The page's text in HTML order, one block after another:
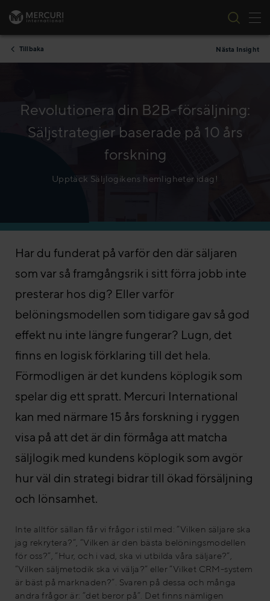
Skip to content
Tillbaka Nästa Insight
Revolutionera din B2B-försäljning:
Säljstrategier baserade på 10 års
forskning
Upptäck Säljlogikens hemligheter idag!
Har du funderat på varför den där säljaren
som var så framgångsrik i sitt förra jobb inte
presterar hos dig? Eller varför
belöningsmodellen som tidigare gav så god
effekt nu inte längre fungerar? Lugn, det
finns en logisk förklaring till det hela.
Förmodligen är det kundens köplogik som
spelar dig ett spratt. Mercuri International
kan med närmare 15 års forskning i ryggen
visa på att det är din förmåga att matcha
säljlogik med kundens köplogik som avgör
hur väl din strategi bidrar till ökad försäljning
och lönsamhet.
Inte alltför sällan får vi frågor i stil med: ”Vilken säljare ska
jag rekrytera?”, ”Vilken är den bästa belöningsmodellen
för oss?”, ”Hur, och i vad, ska vi utbilda våra säljare?”,
”Vilken säljmetodik ska vi välja?” eller ”Vilket CRM-system
är bäst på marknaden?”. Svaren på dessa och många
andra frågor är: ”det beror på”. Det finns nämligen